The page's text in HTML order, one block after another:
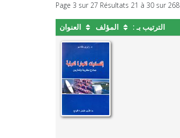
Page 3 sur 27 Résultats 21 à 30 sur 268
الترتيب بـ : المؤلف العنوان